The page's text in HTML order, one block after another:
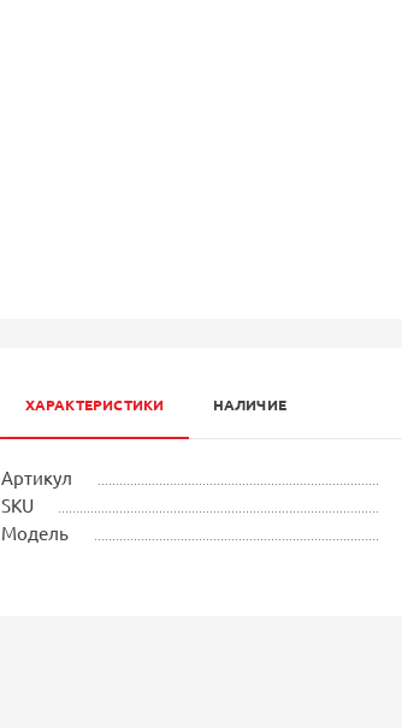
ХАРАКТЕРИСТИКИ НАЛИЧИЕ
Артикул
SKU
Модель